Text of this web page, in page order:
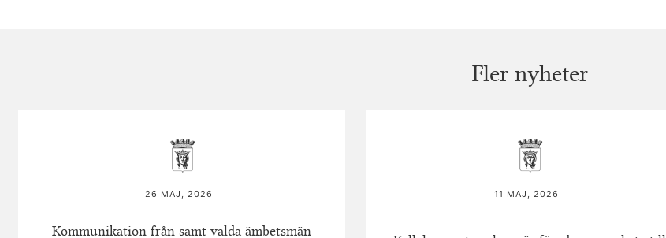
Fler nyheter
26 MAJ, 2026
Kommunikation från samt valda ämbetsmän
11 MAJ, 2026